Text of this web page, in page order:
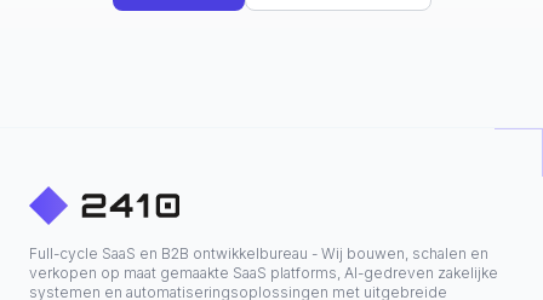
Full-cycle SaaS en B2B ontwikkelbureau - Wij bouwen, schalen en
verkopen op maat gemaakte SaaS platforms, AI-gedreven zakelijke
systemen en automatiseringsoplossingen met uitgebreide